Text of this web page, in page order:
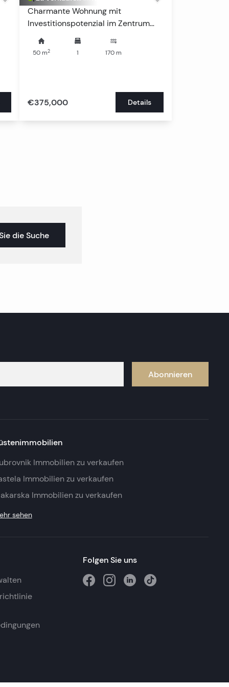
Charmante Wohnung mit
Investitionspotenzial im Zentrum
von Split
50 m2 1 170 m
€375,000 Details
die Suche
Abonnieren
Immobilien zu verkaufen
Immobilien zu verkaufen
Immobilien zu verkaufen
sehen
Folgen Sie uns